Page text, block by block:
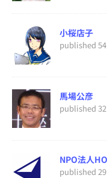
小桜店子
published
馬場公彦
published
NPO法人
published